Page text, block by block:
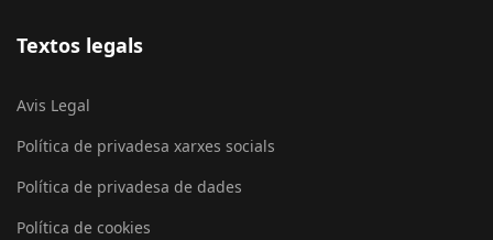
Textos legals
Avis Legal
Política de privadesa xarxes socials
Política de privadesa de dades
Política de cookies